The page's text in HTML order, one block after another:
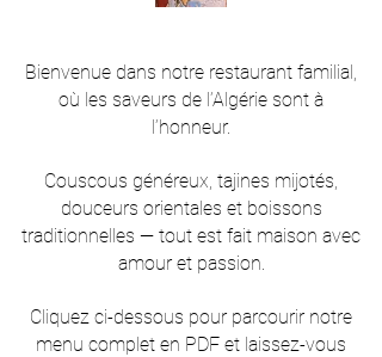
Bienvenue dans notre restaurant familial,
où les saveurs de l’Algérie sont à
l’honneur.
Couscous généreux, tajines mijotés,
douceurs orientales et boissons
traditionnelles — tout est fait maison avec
amour et passion.
Cliquez ci-dessous pour parcourir notre
menu complet en PDF et laissez-vous